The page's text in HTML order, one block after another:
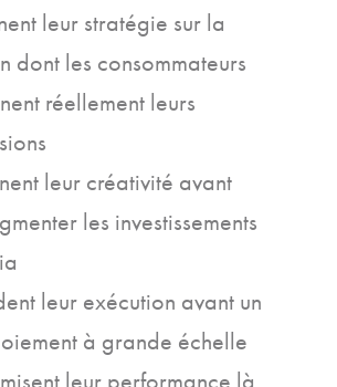
leur stratégie sur la
dont les consommateurs
réellement leurs
leur créativité avant
les investissements
leur exécution avant un
à grande échelle